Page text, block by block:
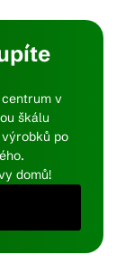
v
škálu
po
domů!